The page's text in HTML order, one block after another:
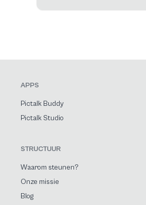
APPS
Pictalk Buddy
Pictalk Studio
STRUCTUUR
Waarom steunen?
Onze missie
Blog